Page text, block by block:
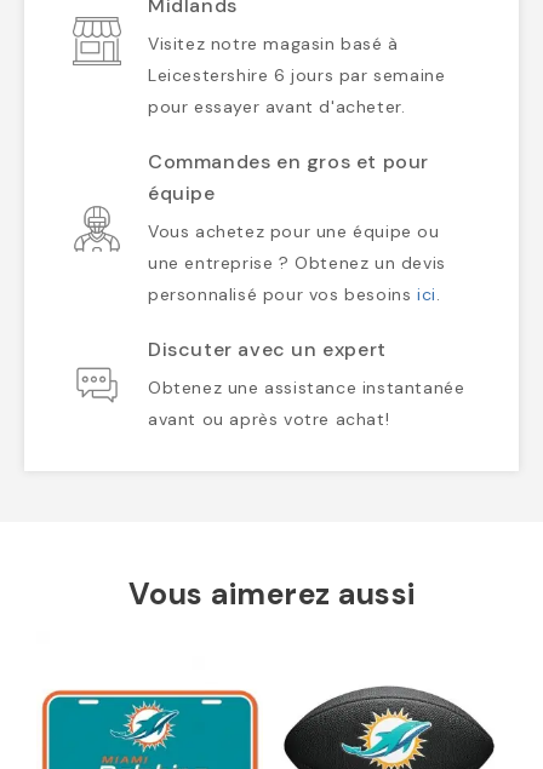
Midlands
Visitez notre magasin basé à
Leicestershire 6 jours par semaine
pour essayer avant d'acheter.
Commandes en gros et pour
équipe
Vous achetez pour une équipe ou
une entreprise ? Obtenez un devis
personnalisé pour vos besoinsici.
Discuter avec un expert
Obtenez une assistance instantanée
avant ou après votre achat!
Vous aimerez aussi